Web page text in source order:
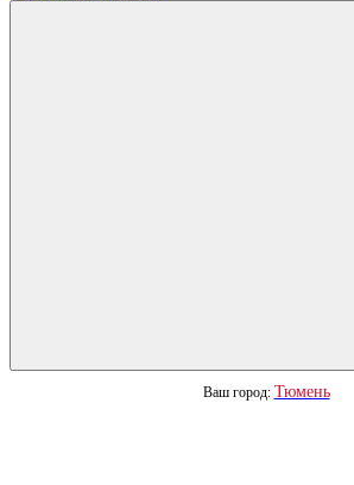
Ваш город: Тюмень